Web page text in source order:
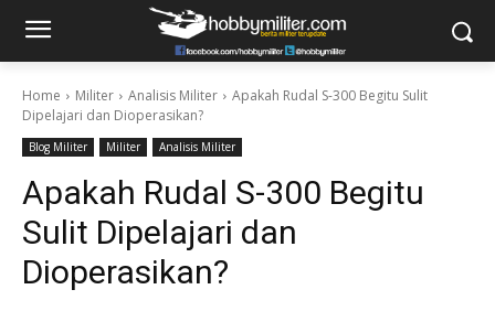
Home Militer Analisis Militer
Apakah Rudal S-300 Begitu Sulit
Dipelajari dan Dioperasikan?
Blog Militer Militer Analisis Militer
Apakah Rudal S-300 Begitu
Sulit Dipelajari dan
Dioperasikan?